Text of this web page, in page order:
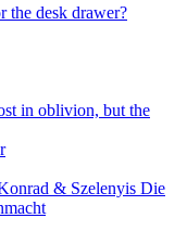
the desk drawer?
in oblivion, but the
& Szelenyis Die